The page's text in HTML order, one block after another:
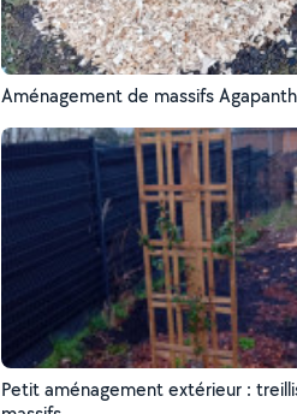
Aménagement de massifs
Petit aménagement extérieur :